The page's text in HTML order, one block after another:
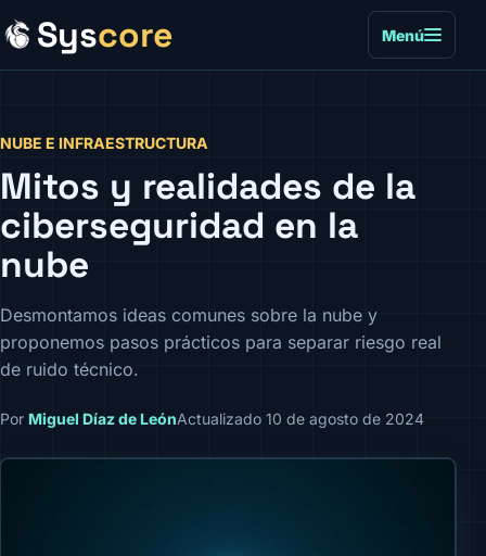
Syscore Menú
NUBE E INFRAESTRUCTURA
Mitos y realidades de la
ciberseguridad en la
nube
Desmontamos ideas comunes sobre la nube y
proponemos pasos prácticos para separar riesgo real
de ruido técnico.
Por Miguel Díaz de LeónActualizado 10 de agosto de 2024